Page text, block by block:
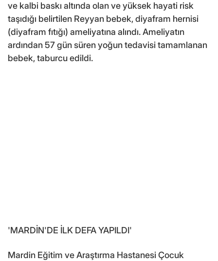
ve kalbi baskı altında olan ve yüksek hayati risk
taşıdığı belirtilen Reyyan bebek, diyafram hernisi
(diyafram fıtığı) ameliyatına alındı. Ameliyatın
ardından 57 gün süren yoğun tedavisi tamamlanan
bebek, taburcu edildi.
'MARDİN'DE İLK DEFA YAPILDI'
Mardin Eğitim ve Araştırma Hastanesi Çocuk